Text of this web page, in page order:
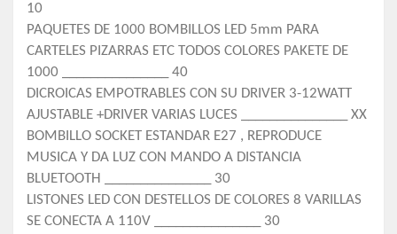
10
PAQUETES DE 1000 BOMBILLOS LED 5mm PARA
CARTELES PIZARRAS ETC TODOS COLORES PAKETE DE
1000 _______________ 40
DICROICAS EMPOTRABLES CON SU DRIVER 3-12WATT
AJUSTABLE +DRIVER VARIAS LUCES _______________ XX
BOMBILLO SOCKET ESTANDAR E27 , REPRODUCE
MUSICA Y DA LUZ CON MANDO A DISTANCIA
BLUETOOTH _______________ 30
LISTONES LED CON DESTELLOS DE COLORES 8 VARILLAS
SE CONECTA A 110V _______________ 30